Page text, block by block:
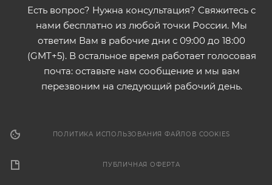
Есть вопрос? Нужна консультация? Свяжитесь с
нами бесплатно из любой точки России. Мы
ответим Вам в рабочие дни с 09:00 до 18:00
(GMT+5). В остальное время работает голосовая
почта: оставьте нам сообщение и мы вам
перезвоним на следующий рабочий день.
ПОЛИТИКА ИСПОЛЬЗОВАНИЯ ФАЙЛОВ COOKIES
ПУБЛИЧНАЯ ОФЕРТА